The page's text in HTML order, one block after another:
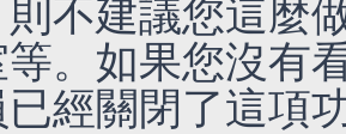
不建議您這麼
等。如果您沒有
經關閉了這項